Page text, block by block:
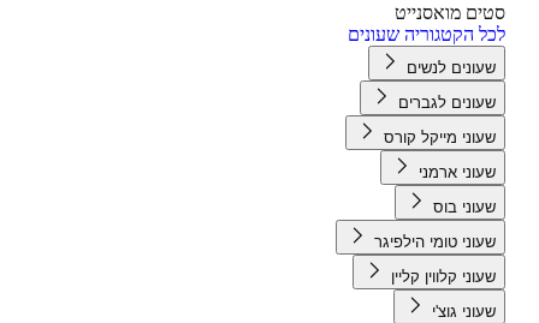
מואסנייט
הקטגוריה שעונים
שעונים לנשים
שעונים לגברים
שעוני מייקל קורס
שעוני ארמני
שעוני בוס
שעוני טומי הילפיגר
שעוני קלווין קליין
שעוני גוצ'י